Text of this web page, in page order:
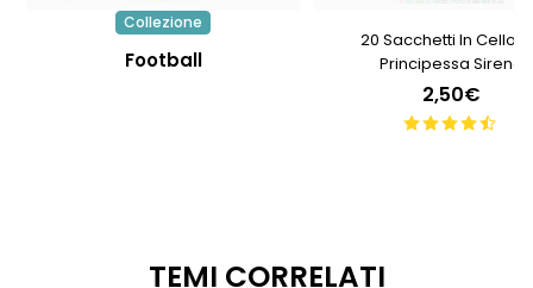
Collezione
Football
20 Sacchetti In
Principessa Sirena
2,50€
TEMI CORRELATI